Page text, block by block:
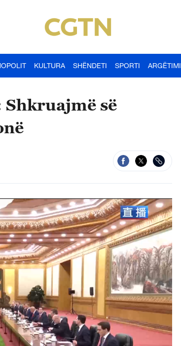
KULTURA SHËNDETI SPORTI ARGËTIMI
së